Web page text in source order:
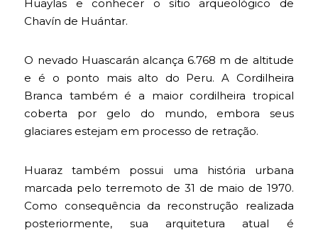
Huaylas e conhecer o sítio arqueológico de
Chavín de Huántar.
O nevado Huascarán alcança 6.768 m de altitude
e é o ponto mais alto do Peru. A Cordilheira
Branca também é a maior cordilheira tropical
coberta por gelo do mundo, embora seus
glaciares estejam em processo de retração.
Huaraz também possui uma história urbana
marcada pelo terremoto de 31 de maio de 1970.
Como consequência da reconstrução realizada
posteriormente, sua arquitetura atual é